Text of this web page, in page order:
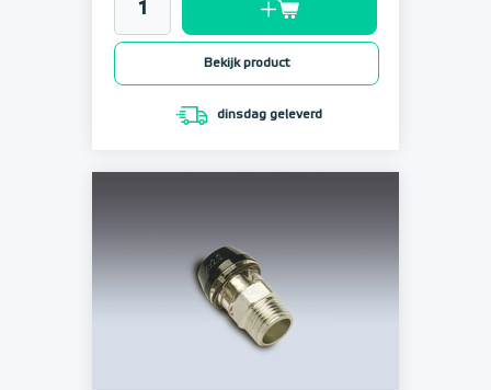
Bekijk product
dinsdag geleverd